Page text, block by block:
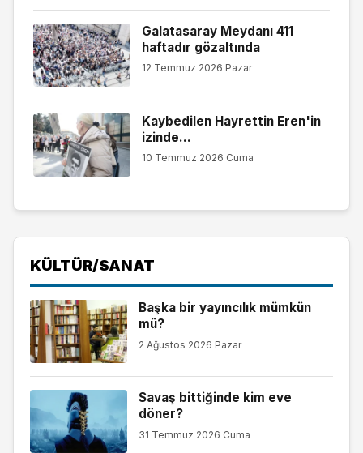
Galatasaray Meydanı 411
haftadır gözaltında
12 Temmuz 2026 Pazar
Kaybedilen Hayrettin Eren'in
izinde...
10 Temmuz 2026 Cuma
KÜLTÜR/SANAT
Başka bir yayıncılık mümkün
mü?
2 Ağustos 2026 Pazar
Savaş bittiğinde kim eve
döner?
31 Temmuz 2026 Cuma